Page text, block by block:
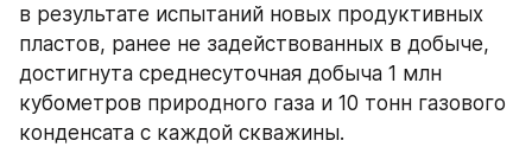
в результате испытаний новых продуктивных
пластов, ранее не задействованных в добыче,
достигнута среднесуточная добыча 1 млн
кубометров природного газа и 10 тонн газового
конденсата с каждой скважины.